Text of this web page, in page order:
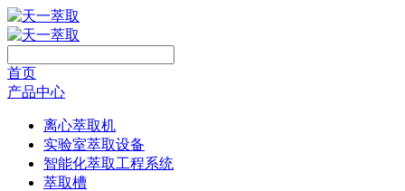
首页
产品中心
离心萃取机
实验室萃取设备
智能化萃取工程系统
萃取槽